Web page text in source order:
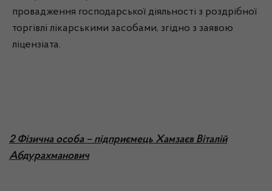
провадження господарської діяльності з роздрібної
торгівлі лікарськими засобами, згідно з заявою
ліцензіата.
2 Фізична особа – підприємець Хамзаєв Віталій
Абдурахманович